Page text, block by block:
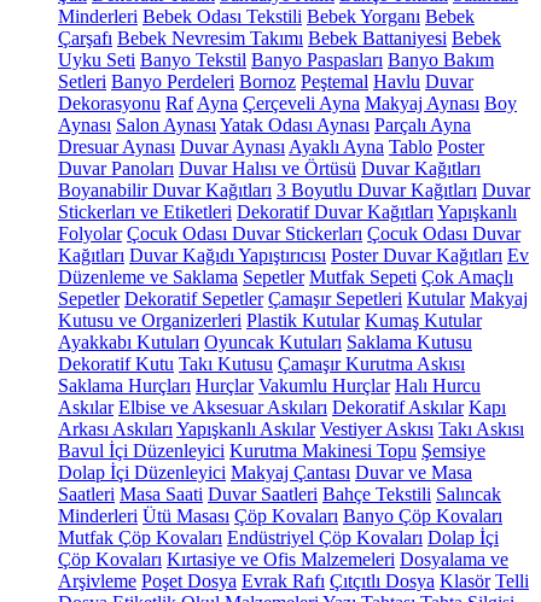
Minderleri Bebek Odası Tekstili Bebek Yorganı Bebek
Çarşafı Bebek Nevresim Takımı Bebek Battaniyesi Bebek
Uyku Seti Banyo Tekstil Banyo Paspasları Banyo Bakım
Setleri Banyo Perdeleri Bornoz Peştemal Havlu Duvar
Dekorasyonu Raf Ayna Çerçeveli Ayna Makyaj Aynası Boy
Aynası Salon Aynası Yatak Odası Aynası Parçalı Ayna
Dresuar Aynası Duvar Aynası Ayaklı Ayna Tablo Poster
Duvar Panoları Duvar Halısı ve Örtüsü Duvar Kağıtları
Boyanabilir Duvar Kağıtları 3 Boyutlu Duvar Kağıtları Duvar
Stickerları ve Etiketleri Dekoratif Duvar Kağıtları Yapışkanlı
Folyolar Çocuk Odası Duvar Stickerları Çocuk Odası Duvar
Kağıtları Duvar Kağıdı Yapıştırıcısı Poster Duvar Kağıtları Ev
Düzenleme ve Saklama Sepetler Mutfak Sepeti Çok Amaçlı
Sepetler Dekoratif Sepetler Çamaşır Sepetleri Kutular Makyaj
Kutusu ve Organizerleri Plastik Kutular Kumaş Kutular
Ayakkabı Kutuları Oyuncak Kutuları Saklama Kutusu
Dekoratif Kutu Takı Kutusu Çamaşır Kurutma Askısı
Saklama Hurçları Hurçlar Vakumlu Hurçlar Halı Hurcu
Askılar Elbise ve Aksesuar Askıları Dekoratif Askılar Kapı
Arkası Askıları Yapışkanlı Askılar Vestiyer Askısı Takı Askısı
Bavul İçi Düzenleyici Kurutma Makinesi Topu Şemsiye
Dolap İçi Düzenleyici Makyaj Çantası Duvar ve Masa
Saatleri Masa Saati Duvar Saatleri Bahçe Tekstili Salıncak
Minderleri Ütü Masası Çöp Kovaları Banyo Çöp Kovaları
Mutfak Çöp Kovaları Endüstriyel Çöp Kovaları Dolap İçi
Çöp Kovaları Kırtasiye ve Ofis Malzemeleri Dosyalama ve
Arşivleme Poşet Dosya Evrak Rafı Çıtçıtlı Dosya Klasör Telli